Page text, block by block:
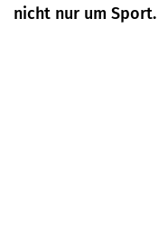
nicht nur um Sport.